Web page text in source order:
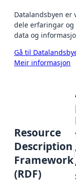
Datalandsbyen er
dele erfaringar
data og
Gå til
Meir informasjon
Resource
Description
Framework
(RDF)